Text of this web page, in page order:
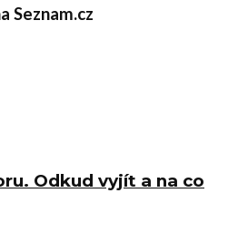
Seznam.cz
Odkud vyjít a na co